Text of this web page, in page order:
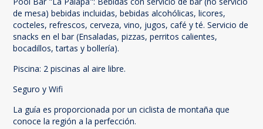
de mesa) bebidas incluidas, bebidas alcohólicas, licores,
cocteles, refrescos, cerveza, vino, jugos, café y té. Servicio de
snacks en el bar (Ensaladas, pizzas, perritos calientes,
bocadillos, tartas y bollería).
Piscina: 2 piscinas al aire libre.
Seguro y Wifi
La guía es proporcionada por un ciclista de montaña que
conoce la región a la perfección.